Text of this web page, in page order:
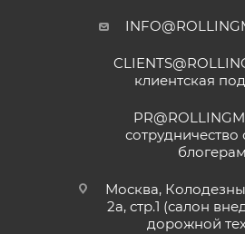
клиентская
Москва,
2а, стр.1 (салон
дорожной